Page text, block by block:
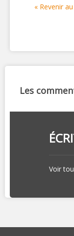
« Revenir
Les
Voir